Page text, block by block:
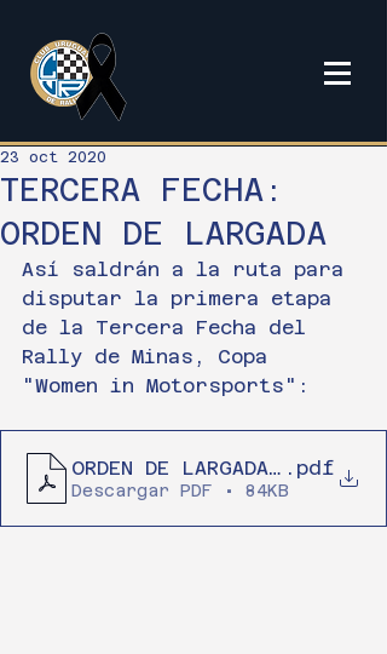
TERCERA FECHA:
ORDEN DE LARGADA
23 oct 2020
Así saldrán a la ruta para
disputar la primera etapa
de la Tercera Fecha del
Rally de Minas, Copa
"Women in Motorsports":
ORDEN DE LARGADA - DIA
.pdf
Descargar PDF • 84KB